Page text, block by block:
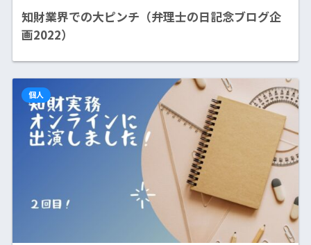
知財業界での大ピンチ（弁理士の日記念ブログ企
画2022）
個人